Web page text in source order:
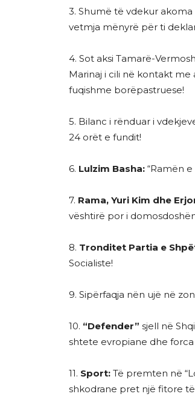
3. Shumë të vdekur
vetmja mënyrë për ti
4. Sot aksi Tamarë-
Marinaj i cili në kontakt
fuqishme borëpastruese!
5. Bilanc i rënduar i
24 orët e fundit!
6. Lulzim Basha: “Ramën
7. Rama, Yuri Kim dhe
vështirë por i
8. Tronditet Partia e
Socialiste!
9. Sipërfaqja nën ujë në
10. “Defender” sjell në
shtete evropiane dhe
11. Sport: Të premten në
shkodrane pret një fitore të